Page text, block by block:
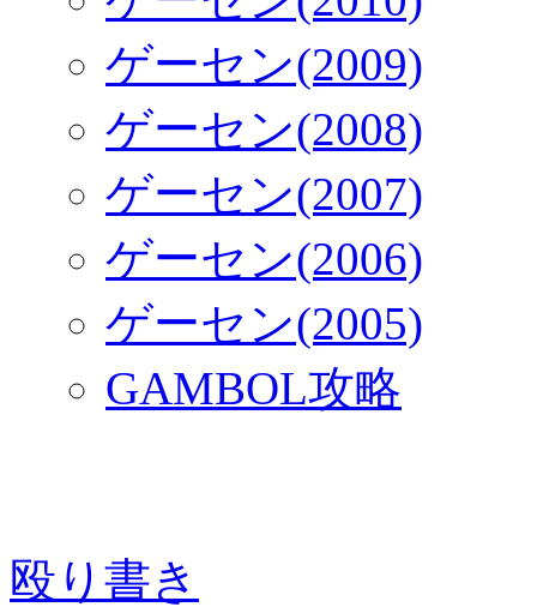
ゲーセン(2009)
ゲーセン(2008)
ゲーセン(2007)
ゲーセン(2006)
ゲーセン(2005)
GAMBOL攻略
殴り書き